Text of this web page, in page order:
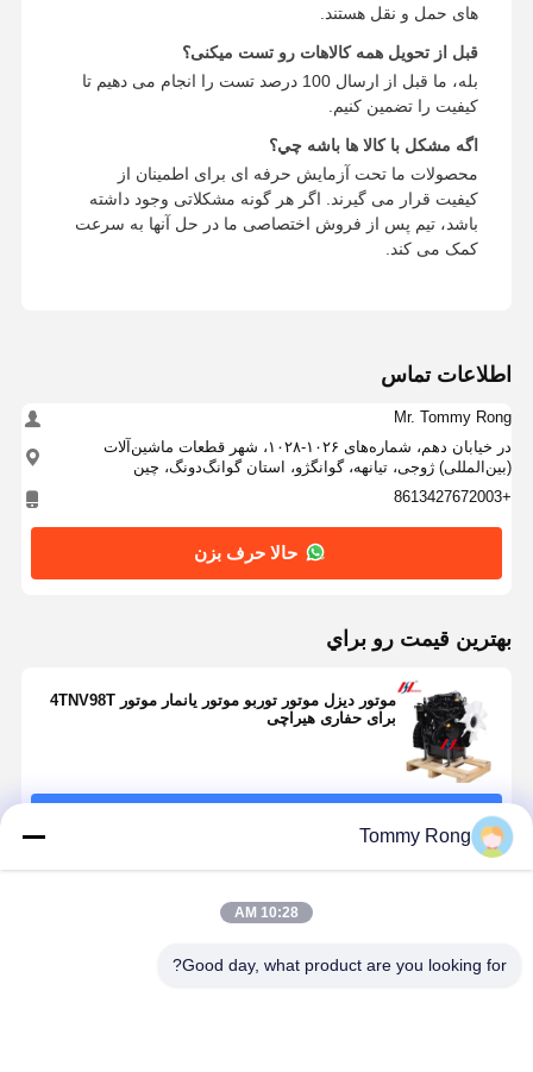
های حمل و نقل هستند.
قبل از تحویل همه کالاهات رو تست میکنی؟
بله، ما قبل از ارسال 100 درصد تست را انجام می دهیم تا
کیفیت را تضمین کنیم.
اگه مشکل با کالا ها باشه چي؟
محصولات ما تحت آزمایش حرفه ای برای اطمینان از
کیفیت قرار می گیرند. اگر هر گونه مشکلاتی وجود داشته
باشد، تیم پس از فروش اختصاصی ما در حل آنها به سرعت
کمک می کند.
اطلاعات تماس
Mr. Tommy Rong
در خیابان دهم، شماره‌های ۱۰۲۶-۱۰۲۸، شهر قطعات ماشین‌آلات
(بین‌المللی) ژوجی، تیانهه، گوانگژو، استان گوانگ‌دونگ، چین
+8613427672003
حالا حرف بزن
بهترين قيمت رو براي
موتور دیزل موتور توربو موتور یانمار موتور 4TNV98T
برای حفاری هیراچی
Tommy Rong
10:28 AM
Good day, what product are you looking for?